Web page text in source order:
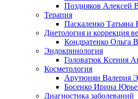
Поздняков Алексей
Терапия
Паскаленко Татьяна
Диетология и коррекция
Кондратенко Ольга
Эндокринология
Головатюк Ксения
Косметология
Арутюнян Валерия
Босенко Ирина
Диагностика заболеваний